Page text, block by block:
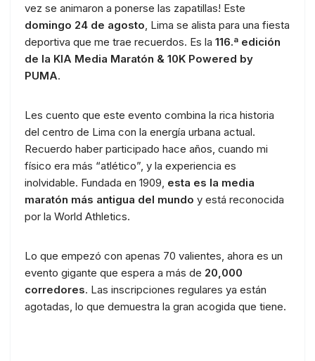
vez se animaron a ponerse las zapatillas! Este
domingo 24 de agosto, Lima se alista para una fiesta
deportiva que me trae recuerdos. Es la 116.ª edición
de la KIA Media Maratón & 10K Powered by
PUMA.
Les cuento que este evento combina la rica historia
del centro de Lima con la energía urbana actual.
Recuerdo haber participado hace años, cuando mi
físico era más “atlético”, y la experiencia es
inolvidable. Fundada en 1909, esta es la media
maratón más antigua del mundo y está reconocida
por la World Athletics.
Lo que empezó con apenas 70 valientes, ahora es un
evento gigante que espera a más de 20,000
corredores. Las inscripciones regulares ya están
agotadas, lo que demuestra la gran acogida que tiene.